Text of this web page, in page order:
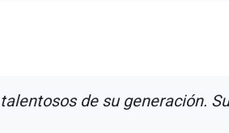
de su generación.